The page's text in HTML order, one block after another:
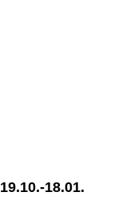
19.10.-18.01.